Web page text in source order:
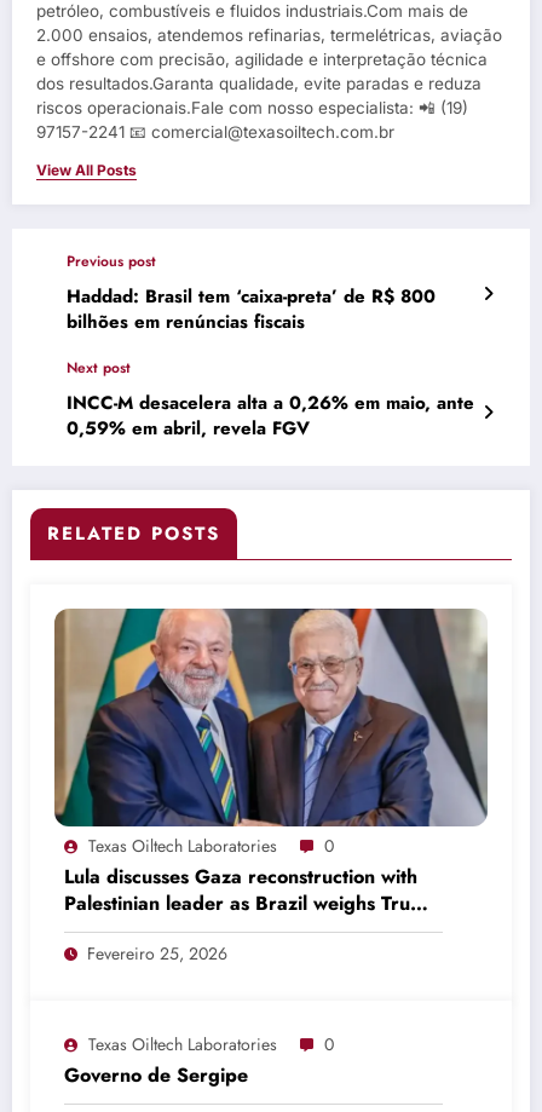
petróleo, combustíveis e fluidos industriais.Com mais de
2.000 ensaios, atendemos refinarias, termelétricas, aviação
e offshore com precisão, agilidade e interpretação técnica
dos resultados.Garanta qualidade, evite paradas e reduza
riscos operacionais.Fale com nosso especialista: 📲 (19)
97157-2241 📧 comercial@texasoiltech.com.br
View All Posts
Previous post
Haddad: Brasil tem ‘caixa-preta’ de R$ 800
bilhões em renúncias fiscais
Next post
INCC-M desacelera alta a 0,26% em maio, ante
0,59% em abril, revela FGV
RELATED POSTS
Texas Oiltech Laboratories 0
Lula discusses Gaza reconstruction with
Palestinian leader as Brazil weighs Trump
invitation
Fevereiro 25, 2026
Texas Oiltech Laboratories 0
Governo de Sergipe